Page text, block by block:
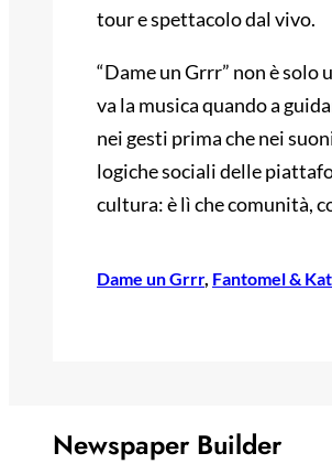
tour e spettacolo dal vivo.
“Dame un Grrr” non è
va la musica quando a
nei gesti prima che nei
logiche sociali delle
cultura: è lì che comunità,
Dame un Grrr, Fantomel &
Newspaper Builder